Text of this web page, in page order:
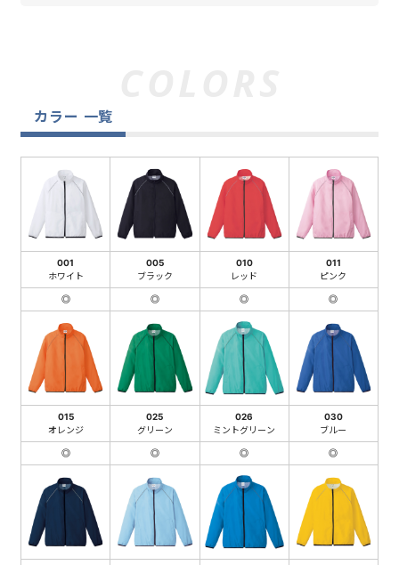
カラー 一覧
001
ホワイト
◎
005
ブラック
◎
010
レッド
◎
011
ピンク
◎
015
オレンジ
◎
025
グリーン
◎
026
ミントグリーン
◎
030
ブルー
◎